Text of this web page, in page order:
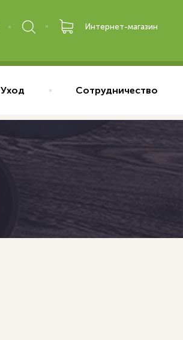
Интернет-магазин
Уход Сотрудничество